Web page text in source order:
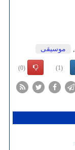
, موسیقی
(1)
(0)